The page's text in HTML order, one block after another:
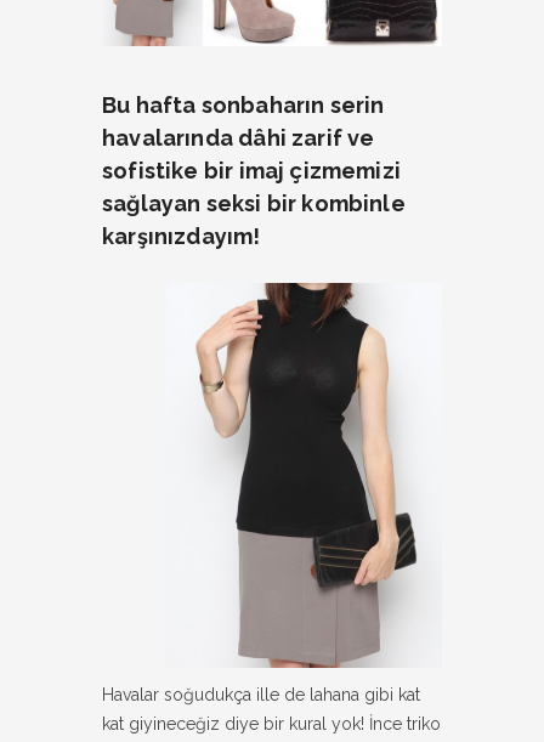
Bu hafta sonbaharın serin
havalarında dâhi zarif ve
sofistike bir imaj çizmemizi
sağlayan seksi bir kombinle
karşınızdayım!
Havalar soğudukça ille de lahana gibi kat
kat giyineceğiz diye bir kural yok! İnce triko